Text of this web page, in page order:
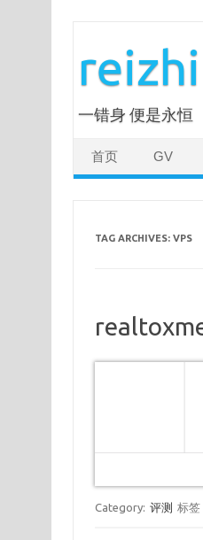
reizhi
一错身 便是永恒
首页 GV
TAG ARCHIVES: VPS
Category: 评测 标签